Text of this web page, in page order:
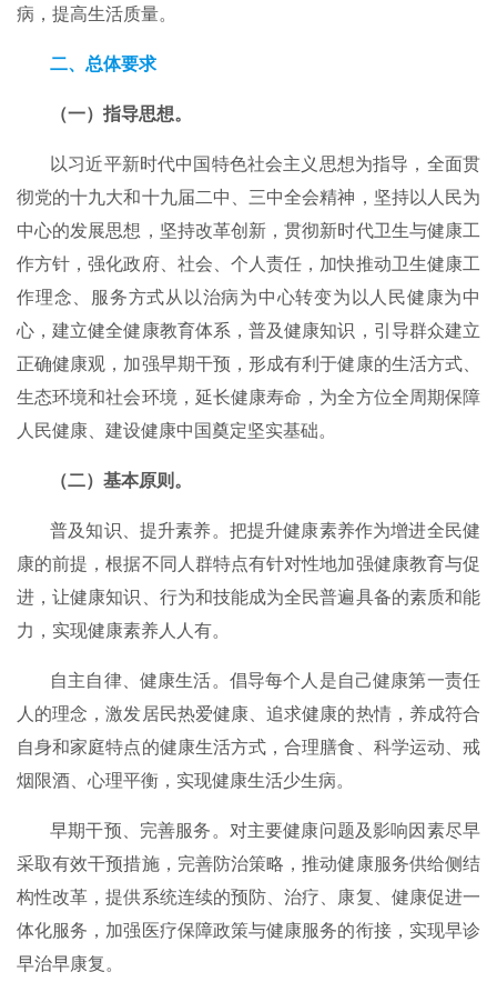
病，提高生活质量。
二、总体要求
（一）指导思想。
以习近平新时代中国特色社会主义思想为指导，全面贯
彻党的十九大和十九届二中、三中全会精神，坚持以人民为
中心的发展思想，坚持改革创新，贯彻新时代卫生与健康工
作方针，强化政府、社会、个人责任，加快推动卫生健康工
作理念、服务方式从以治病为中心转变为以人民健康为中
心，建立健全健康教育体系，普及健康知识，引导群众建立
正确健康观，加强早期干预，形成有利于健康的生活方式、
生态环境和社会环境，延长健康寿命，为全方位全周期保障
人民健康、建设健康中国奠定坚实基础。
（二）基本原则。
普及知识、提升素养。把提升健康素养作为增进全民健
康的前提，根据不同人群特点有针对性地加强健康教育与促
进，让健康知识、行为和技能成为全民普遍具备的素质和能
力，实现健康素养人人有。
自主自律、健康生活。倡导每个人是自己健康第一责任
人的理念，激发居民热爱健康、追求健康的热情，养成符合
自身和家庭特点的健康生活方式，合理膳食、科学运动、戒
烟限酒、心理平衡，实现健康生活少生病。
早期干预、完善服务。对主要健康问题及影响因素尽早
采取有效干预措施，完善防治策略，推动健康服务供给侧结
构性改革，提供系统连续的预防、治疗、康复、健康促进一
体化服务，加强医疗保障政策与健康服务的衔接，实现早诊
早治早康复。